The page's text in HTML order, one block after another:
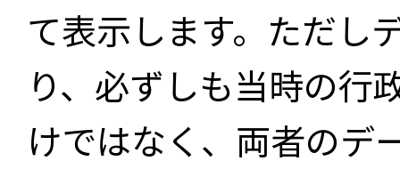
て表示します。ただし
り、必ずしも当時の行
けではなく、両者のデ